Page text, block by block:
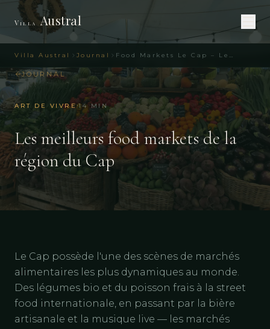
Villa Austral Journal Food Markets Le Cap – Les 12 meilleurs marchés
Villa Austral
JOURNAL
ART DE VIVRE·14 MIN
Les meilleurs food markets de la
région du Cap
Le Cap possède l'une des scènes de marchés
alimentaires les plus dynamiques au monde.
Des légumes bio et du poisson frais à la street
food internationale, en passant par la bière
artisanale et la musique live — les marchés